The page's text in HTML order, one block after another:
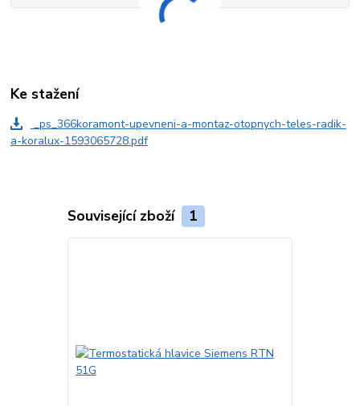
Ke stažení
_ps_366koramont-upevneni-a-montaz-otopnych-teles-radik-
a-koralux-1593065728.pdf
Související zboží 1